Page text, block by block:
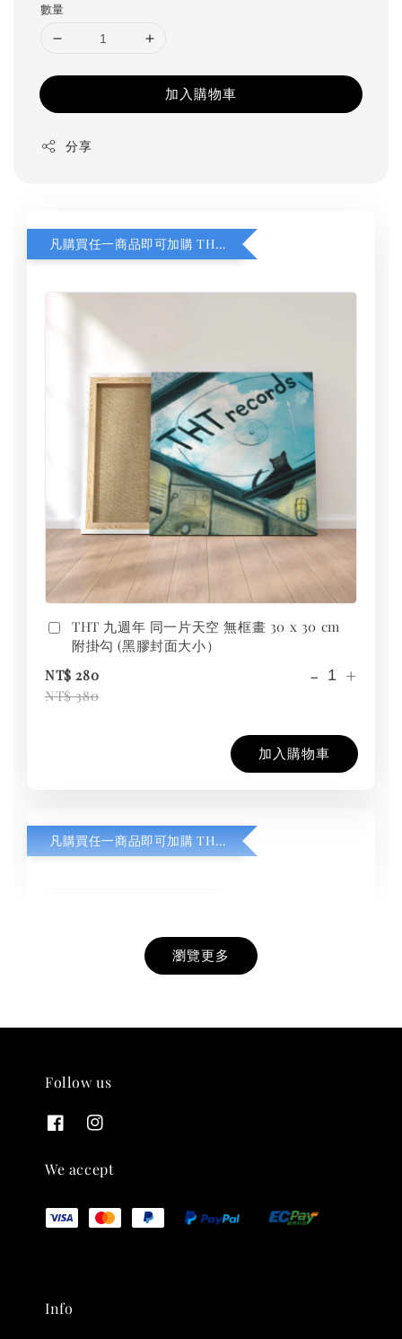
數量
加入購物車
分享
凡購買任一商品即可加購 THT 九週年 同一片天空 無框畫 30 x 30 cm 附掛勾 (黑膠封面大小）
THT 九週年 同一片天空 無框畫 30 x 30 cm
附掛勾 (黑膠封面大小）
NT$ 280
NT$ 380
- +
加入購物車
凡購買任一商品即可加購 THT 九週年紀念 T-shirt
THT 九週年紀念 T-shirt
NT$ 880
加入購物車
瀏覽更多
Follow us
We accept
Info